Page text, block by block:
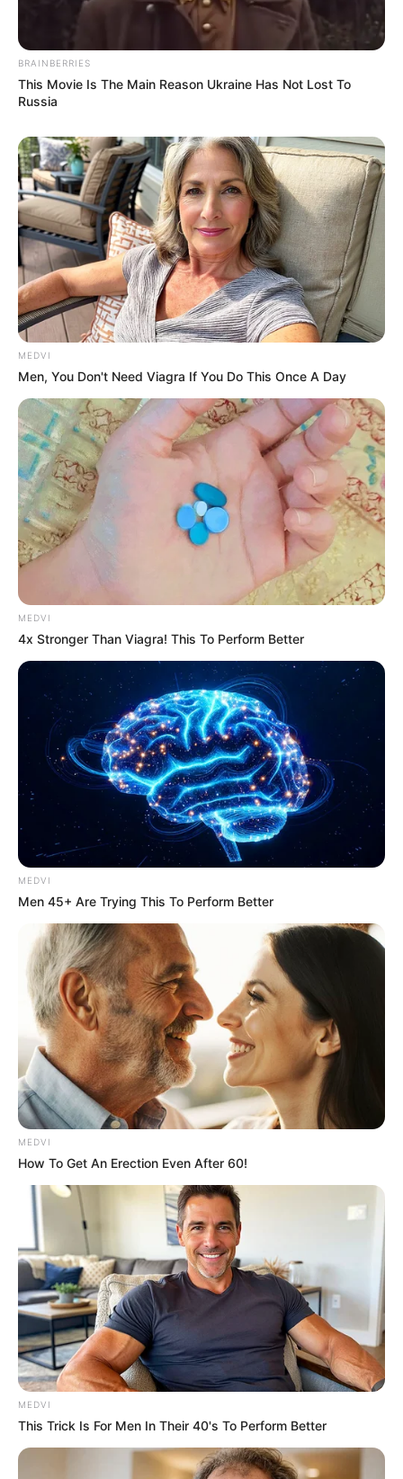
BRAINBERRIES
This Movie Is The Main Reason Ukraine Has Not Lost To
Russia
MEDVI
Men, You Don't Need Viagra If You Do This Once A Day
MEDVI
4x Stronger Than Viagra! This To Perform Better
MEDVI
Men 45+ Are Trying This To Perform Better
MEDVI
How To Get An Erection Even After 60!
MEDVI
This Trick Is For Men In Their 40's To Perform Better